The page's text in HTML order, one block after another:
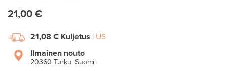
21,00 €
21,08 € Kuljetus | US
Ilmainen nouto
20360 Turku, Suomi